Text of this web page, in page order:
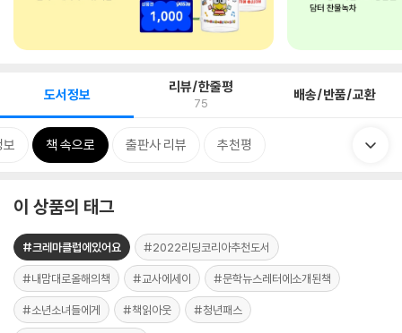
도서정보 리뷰/한줄평
75 배송/반품/교환
보 책 속으로 출판사 리뷰 추천평
이 상품의 태그
#크레마클럽에있어요 #2022리딩코리아추천도서
#내맘대로올해의책 #교사에세이 #문학뉴스레터에소개된책
#소년소녀들에게 #책읽아웃 #청년패스